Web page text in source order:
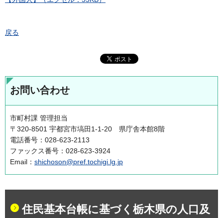
戻る
お問い合わせ
市町村課 管理担当
〒320-8501 宇都宮市塙田1-1-20 県庁舎本館8階
電話番号：028-623-2113
ファックス番号：028-623-3924
Email： shichoson@pref.tochigi.lg.jp
住民基本台帳に基づく栃木県の人口及